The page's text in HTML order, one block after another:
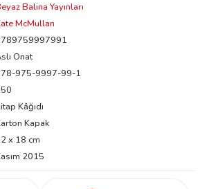
Balina Yayınları
McMullan
Onat
975-9997-99-1
Kâğıdı
Kapak
x 18 cm
2015